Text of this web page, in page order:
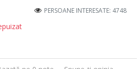
PERSOANE INTERESATE: 4748